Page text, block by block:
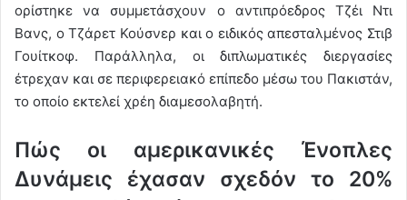
ορίστηκε να συμμετάσχουν ο αντιπρόεδρος Τζέι Ντι
Βανς, ο Τζάρετ Κούσνερ και ο ειδικός απεσταλμένος Στιβ
Γουίτκοφ. Παράλληλα, οι διπλωματικές διεργασίες
έτρεχαν και σε περιφερειακό επίπεδο μέσω του Πακιστάν,
το οποίο εκτελεί χρέη διαμεσολαβητή.
Πώς οι αμερικανικές Ένοπλες
Δυνάμεις έχασαν σχεδόν το 20%